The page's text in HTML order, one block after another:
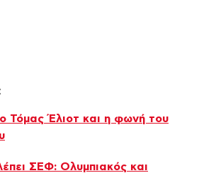
Τόμας Έλιοτ και η φωνή του
ΣΕΦ: Ολυμπιακός και